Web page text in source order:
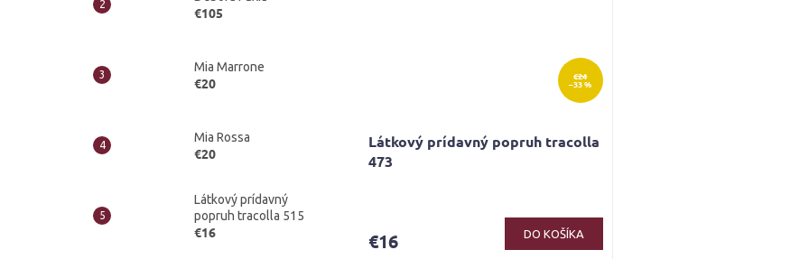
€105
Mia Marrone
€20
Mia Rossa
€20
Látkový prídavný
popruh tracolla 515
€16
€24
–33 %
Látkový prídavný popruh tracolla
473
€16 DO KOŠÍKA